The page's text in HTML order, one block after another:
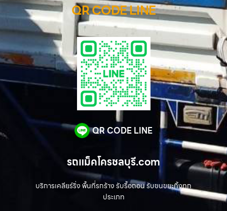
QR CODE LINE
QR CODE LINE
รถแม็คโครชลบุรี.com
บริการเคลียร์ริ่ง พื้นที่รกร้าง รับรื้อถอน รับขนขยะทิ้งทุก
ประเภท